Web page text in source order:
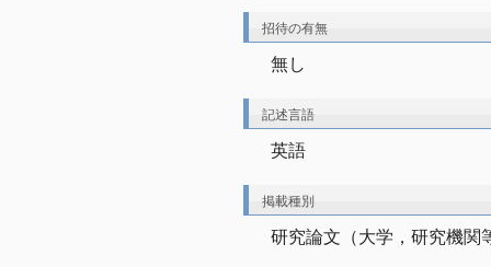
招待の有無
無し
記述言語
英語
掲載種別
研究論文（大学，研究機関